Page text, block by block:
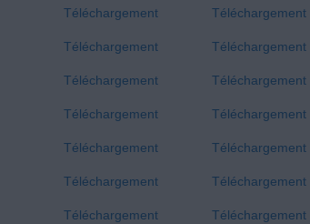
Téléchargement
Téléchargement
Téléchargement
Téléchargement
Téléchargement
Téléchargement
Téléchargement
Téléchargement
Téléchargement
Téléchargement
Téléchargement
Téléchargement
Téléchargement
Téléchargement